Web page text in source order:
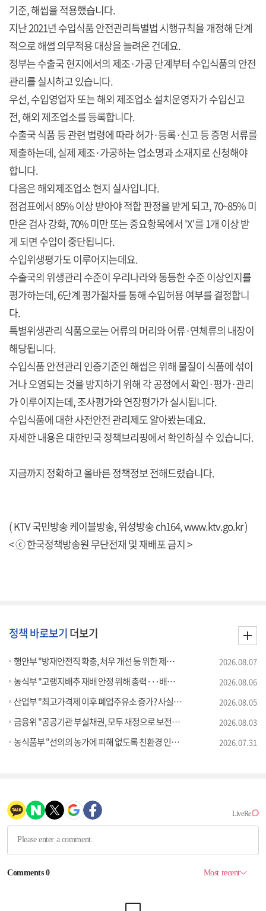
기준, 해썹을 적용했습니다.
지난 2021년 수입식품 안전관리특별법 시행규칙을 개정해 단계
적으로 해썹 의무적용 대상을 늘려온 건데요.
정부는 수출국 현지에서의 제조·가공 단계부터 수입식품의 안전
관리를 실시하고 있습니다.
우선, 수입영업자 또는 해외 제조업소 설치운영자가 수입신고
전, 해외 제조업소를 등록합니다.
수출국 식품 등 관련 법령에 따라 허가·등록·신고 등 증명 서류를
제출하는데, 실제 제조·가공하는 업소명과 소재지로 신청해야
합니다.
다음은 해외제조업소 현지 실사입니다.
점검표에서 85% 이상 받아야 적합 판정을 받게 되고, 70~85% 미
만은 검사 강화, 70% 미만 또는 중요항목에서 'X'를 1개 이상 받
게 되면 수입이 중단됩니다.
수입위생평가도 이루어지는데요.
수출국의 위생관리 수준이 우리나라와 동등한 수준 이상인지를
평가하는데, 6단계 평가절차를 통해 수입허용 여부를 결정합니
다.
특별위생관리 식품으로는 어류의 머리와 어류·연체류의 내장이
해당됩니다.
수입식품 안전관리 인증기준인 해썹은 위해 물질이 식품에 섞이
거나 오염되는 것을 방지하기 위해 각 공정에서 확인·평가·관리
가 이루이지는데, 조사평가와 연장평가가 실시됩니다.
수입식품에 대한 사전안전 관리제도 알아봤는데요.
자세한 내용은 대한민국 정책브리핑에서 확인하실 수 있습니다.
지금까지 정확하고 올바른 정책정보 전해드렸습니다.
( KTV 국민방송 케이블방송, 위성방송 ch164,www.ktv.go.kr)
< ⓒ 한국정책방송원 무단전재 및 재배포 금지 >
정책 바로보기더보기
행안부 "방재안전직 확충, 처우 개선 등 위한 제도개선 추진" [정책 바로보기] 2026.08.07
농식부 "고랭지배추 재배 안정 위해 총력···배추가격 점차 안정세" [정책 바로보기] 2026.08.06
산업부 "최고가격제 이후 폐업주유소 증가? 사실 아냐" [정책 바로보기] 2026.08.05
금융위 "공공기관 부실채권, 모두 재정으로 보전되는 것 아냐" [정책 바로보기] 2026.08.03
농식품부 "선의의 농가에 피해 없도록 친환경 인증제 개선" [정책 바로보기] 2026.07.31